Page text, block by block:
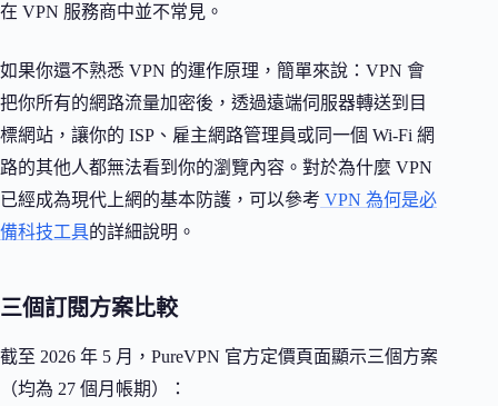
在 VPN 服務商中並不常見。
如果你還不熟悉 VPN 的運作原理，簡單來說：VPN 會
把你所有的網路流量加密後，透過遠端伺服器轉送到目
標網站，讓你的 ISP、雇主網路管理員或同一個 Wi-Fi 網
路的其他人都無法看到你的瀏覽內容。對於為什麼 VPN
已經成為現代上網的基本防護，可以參考 VPN 為何是必
備科技工具的詳細說明。
三個訂閱方案比較
截至 2026 年 5 月，PureVPN 官方定價頁面顯示三個方案
（均為 27 個月帳期）：